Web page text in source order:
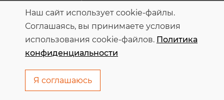
условиями приобретенных Лицензий соответствующих
фотобанков.
Персональные данные опубликованы на сайте при наличии
правовых оснований в соответствии с ч.1 ст.6 и ст.10.1 152-ФЗ.
Субъектами установлены запреты на обработку неограниченных
кругом лиц опубликованных персональных данных
Наш сайт использует cookie-файлы.
Соглашаясь, вы принимаете условия
использования cookie-файлов. Политика
конфиденциальности
Я соглашаюсь